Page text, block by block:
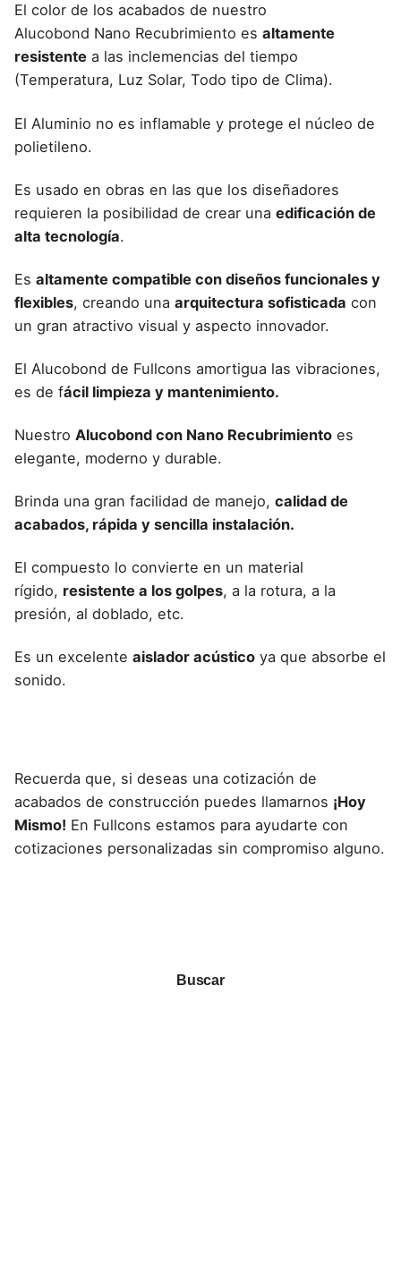
Buscar
El color de los acabados de nuestro
Alucobond Nano Recubrimiento es altamente
resistente a las inclemencias del tiempo
(Temperatura, Luz Solar, Todo tipo de Clima).
El Aluminio no es inflamable y protege el núcleo de
polietileno.
Es usado en obras en las que los diseñadores
requieren la posibilidad de crear una edificación de
alta tecnología.
Es altamente compatible con diseños funcionales y
flexibles, creando una arquitectura sofisticada con
un gran atractivo visual y aspecto innovador.
El Alucobond de Fullcons amortigua las vibraciones,
es de fácil limpieza y mantenimiento.
Nuestro Alucobond con Nano Recubrimiento es
elegante, moderno y durable.
Brinda una gran facilidad de manejo, calidad de
acabados, rápida y sencilla instalación.
El compuesto lo convierte en un material
rígido, resistente a los golpes, a la rotura, a la
presión, al doblado, etc.
Es un excelente aislador acústico ya que absorbe el
sonido.
Recuerda que, si deseas una cotización de
acabados de construcción puedes llamarnos ¡Hoy
Mismo! En Fullcons estamos para ayudarte con
cotizaciones personalizadas sin compromiso alguno.